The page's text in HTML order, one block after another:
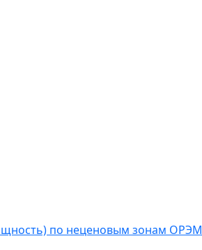
по неценовым зонам ОРЭМ